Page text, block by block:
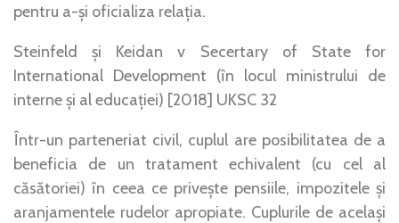
pentru a-și oficializa relația.
Steinfeld și Keidan v Secertary of State for
International Development (în locul ministrului de
interne și al educației) [2018] UKSC 32
Într-un parteneriat civil, cuplul are posibilitatea de a
beneficia de un tratament echivalent (cu cel al
căsătoriei) în ceea ce privește pensiile, impozitele și
aranjamentele rudelor apropiate. Cuplurile de același